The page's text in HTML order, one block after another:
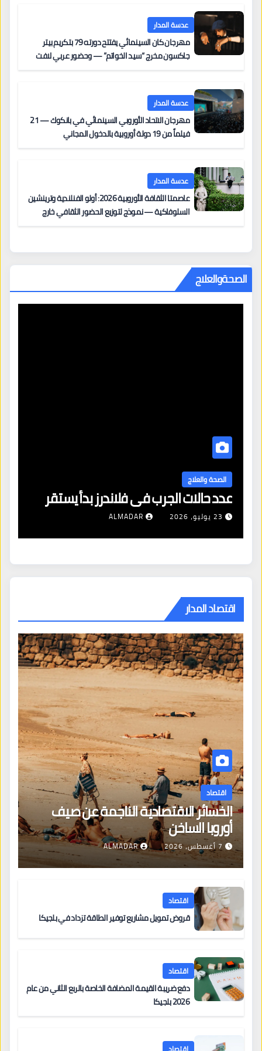
عدسة المدار
مهرجان كان السينمائي يفتتح دورته 79 بتكريم بيتر
جاكسون مخرج “سيد الخواتم” — وحضور عربي لافت
عدسة المدار
مهرجان الاتحاد الأوروبي السينمائي في بانكوك — 21
فيلماً من 19 دولة أوروبية بالدخول المجاني
عدسة المدار
عاصمتا الثقافة الأوروبية 2026: أولو الفنلندية وترينشين
السلوفاكية — نموذج لتوزيع الحضور الثقافي خارج
الصحةوالعلاج
الصحة والعلاج
عدد حالات الجرب في فلاندرز بدأ يستقر
23 يوليو، 2026 ALMADAR
اقتصاد المدار
اقتصاد
الخسائر الاقتصادية الناجمة عن صيف
أوروبا الساخن
7 أغسطس، 2026 ALMADAR
اقتصاد
قروض تمويل مشاريع توفير الطاقة تزداد في بلجيكا
اقتصاد
دفع ضريبة القيمة المضافة الخاصة بالربع الثاني من عام
2026 بلجيكا